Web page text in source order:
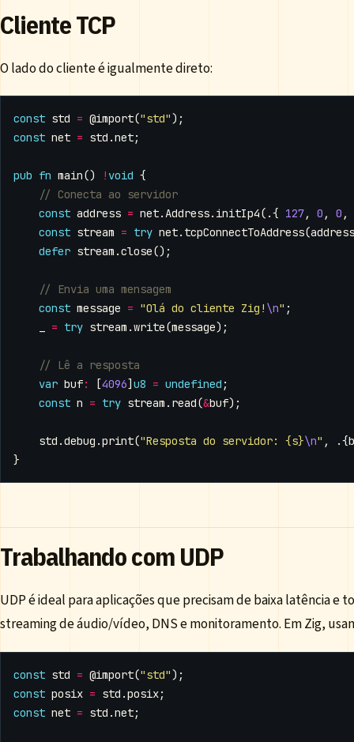
Cliente TCP
O lado do cliente é igualmente direto:
const std = @import("std" );
const net = std .net;
pub fn main() ! void {
const address = net.Address. initIp4(.{ 127, 0 , 0 ,
const stream = try net. tcpConnectToAddress(address
defer stream .close();
const message = "Olá do cliente Zig! \n" ;
= try stream .write(message);
var buf: [4096] u8 = undefined ;
const n = try stream . read(&buf);
std .debug .print("Resposta do servidor: {s}\n" , .{
}
Trabalhando com UDP
UDP é ideal para aplicações que precisam de baixa latência
streaming de áudio/vídeo, DNS e monitoramento. Em Zig,
const std = @import("std");
const posix = std .posix;
const net = std .net;